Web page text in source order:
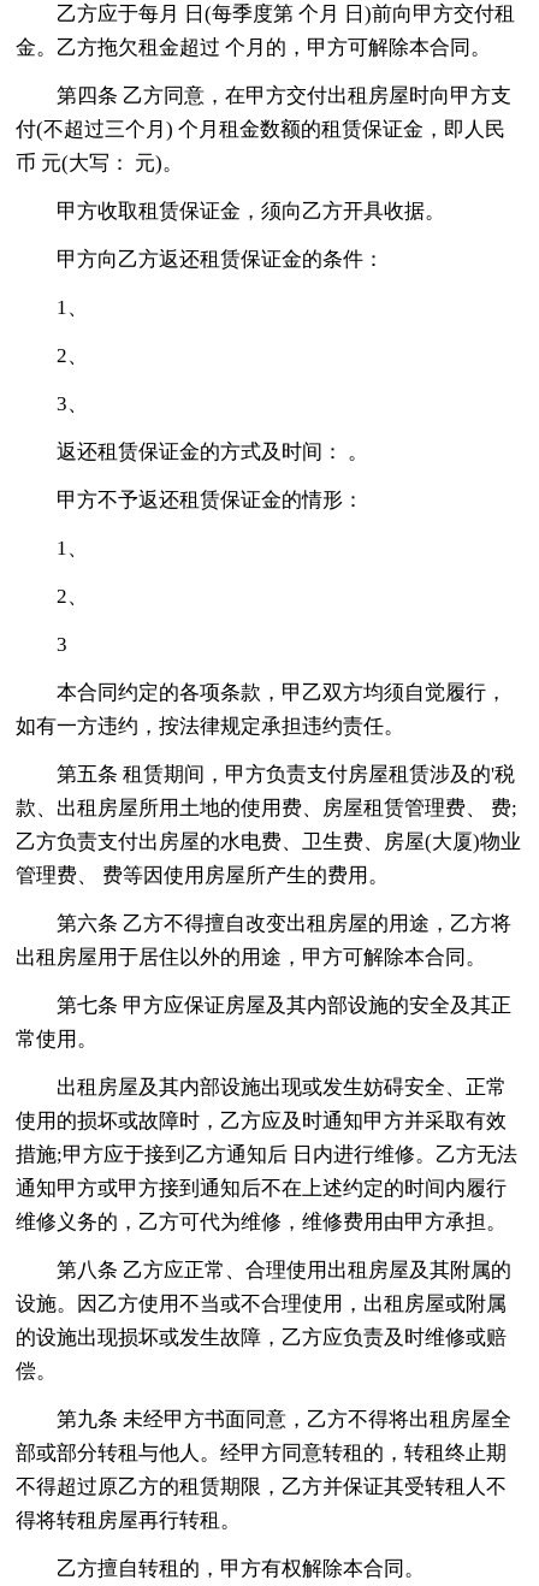
乙方应于每月 日(每季度第 个月 日)前向甲方交付租
金。乙方拖欠租金超过 个月的，甲方可解除本合同。
第四条 乙方同意，在甲方交付出租房屋时向甲方支
付(不超过三个月) 个月租金数额的租赁保证金，即人民
币 元(大写： 元)。
甲方收取租赁保证金，须向乙方开具收据。
甲方向乙方返还租赁保证金的条件：
1、
2、
3、
返还租赁保证金的方式及时间： 。
甲方不予返还租赁保证金的情形：
1、
2、
3
本合同约定的各项条款，甲乙双方均须自觉履行，
如有一方违约，按法律规定承担违约责任。
第五条 租赁期间，甲方负责支付房屋租赁涉及的'税
款、出租房屋所用土地的使用费、房屋租赁管理费、 费;
乙方负责支付出房屋的水电费、卫生费、房屋(大厦)物业
管理费、 费等因使用房屋所产生的费用。
第六条 乙方不得擅自改变出租房屋的用途，乙方将
出租房屋用于居住以外的用途，甲方可解除本合同。
第七条 甲方应保证房屋及其内部设施的安全及其正
常使用。
出租房屋及其内部设施出现或发生妨碍安全、正常
使用的损坏或故障时，乙方应及时通知甲方并采取有效
措施;甲方应于接到乙方通知后 日内进行维修。乙方无法
通知甲方或甲方接到通知后不在上述约定的时间内履行
维修义务的，乙方可代为维修，维修费用由甲方承担。
第八条 乙方应正常、合理使用出租房屋及其附属的
设施。因乙方使用不当或不合理使用，出租房屋或附属
的设施出现损坏或发生故障，乙方应负责及时维修或赔
偿。
第九条 未经甲方书面同意，乙方不得将出租房屋全
部或部分转租与他人。经甲方同意转租的，转租终止期
不得超过原乙方的租赁期限，乙方并保证其受转租人不
得将转租房屋再行转租。
乙方擅自转租的，甲方有权解除本合同。